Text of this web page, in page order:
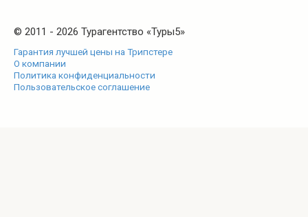
© 2011 - 2026 Турагентство «Туры5»
Гарантия лучшей цены на Трипстере
О компании
Политика конфиденциальности
Пользовательское соглашение